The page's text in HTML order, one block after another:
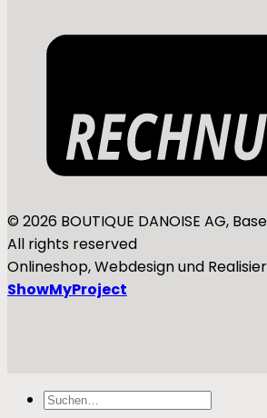
© 2026 BOUTIQUE DANOISE AG,
All rights reserved
Onlineshop, Webdesign und
ShowMyProject
Suchen